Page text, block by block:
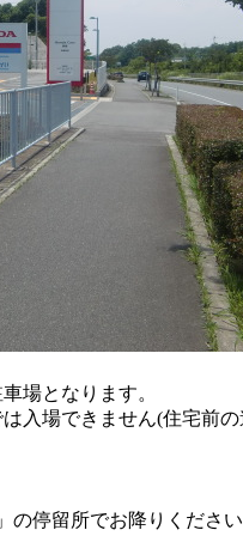
場となります。
入場できません(住宅前
の停留所でお降りください